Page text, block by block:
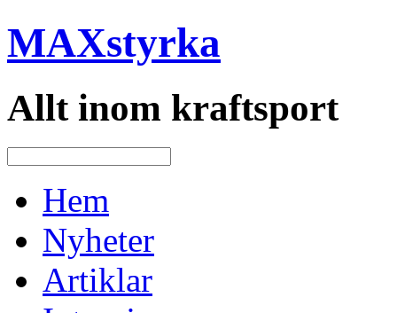
MAXstyrka
Allt inom kraftsport
Hem
Nyheter
Artiklar